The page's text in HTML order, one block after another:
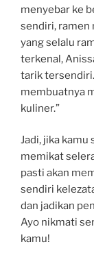
menyebar ke
sendiri, ramen
yang selalu
terkenal,
tarik
membuatnya
kuliner.”
Jadi, jika
memikat
pasti akan
sendiri
dan jadikan
Ayo nikmati
kamu!